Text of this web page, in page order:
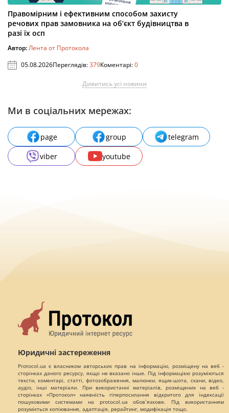
Правомірним і ефективним способом захисту
речових прав замовника на об’єкт будівництва в
разі їх осп
Автор:Лента от Протокола
05.08.2026Переглядів:379Коментарі:0
Дивитись усі новини
Ми в соціальних мережах:
page group
telegram
viber
youtube
Юридичні застереження
Protocol.ua є власником авторських прав на інформацію, розміщену на веб -
сторінках даного ресурсу, якщо не вказано інше. Під інформацією розуміються
тексти, коментарі, статті, фотозображення, малюнки, ящик-шота, скани, відео,
аудіо, інші матеріали. При використанні матеріалів, розміщених на веб -
сторінках «Протокол» наявність гіперпосилання відкритого для індексації
пошуковими системами на protocol.ua обов`язкове. Під використанням
розуміється копіювання, адаптація, рерайтинг, модифікація тощо.